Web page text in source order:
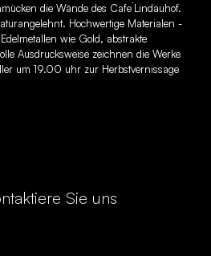
die Wände des Cafe´Lindauhof.
Hochwertige Materialen -
wie Gold, abstrakte
Ausdrucksweise zeichnen die Werke
um 19.00 uhr zur Herbstvernissage
Sie uns